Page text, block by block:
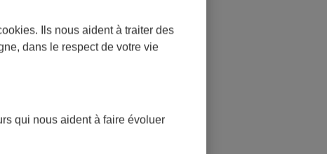
. Ils nous aident à traiter des
dans le respect de votre vie
qui nous aident à faire évoluer